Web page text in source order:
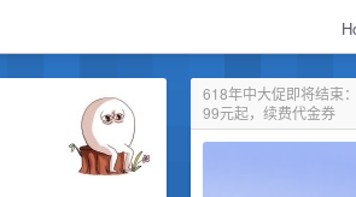
618年中大促即将结束
99元起，续费代金券